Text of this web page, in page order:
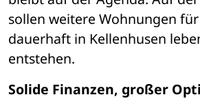
sollen weitere Wohnungen
dauerhaft in Kellenhusen
entstehen.
Solide Finanzen, großer